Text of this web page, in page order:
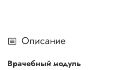
Описание
Врачебный модуль